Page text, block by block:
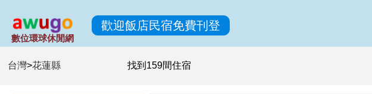
數位環球休閒網
歡迎飯店民宿免費刊登
台灣>花蓮縣 找到 159間住宿